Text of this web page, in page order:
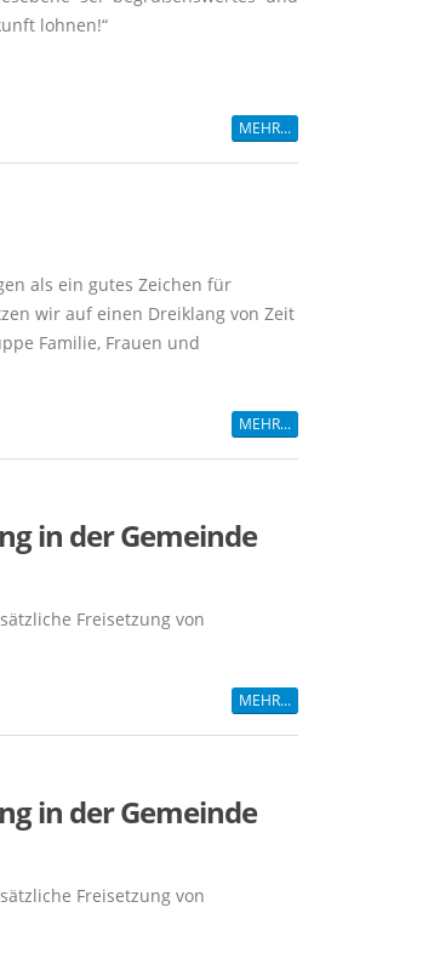
lohnen!“
MEHR...
als ein gutes Zeichen für
wir auf einen Dreiklang von Zeit
Familie, Frauen und
MEHR...
in der Gemeinde
Freisetzung von
MEHR...
in der Gemeinde
Freisetzung von